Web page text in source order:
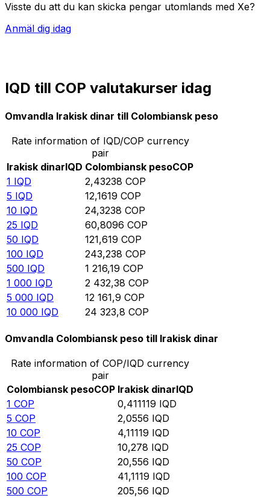
Visste du att du kan skicka pengar utomlands med Xe?
Anmäl dig idag
IQD till COP valutakurser idag
Omvandla Irakisk dinar till Colombiansk peso
Rate information of IQD/COP currency
pair
Irakisk dinarIQD Colombiansk pesoCOP
1 IQD 2,43238 COP
5 IQD 12,1619 COP
10 IQD 24,3238 COP
25 IQD 60,8096 COP
50 IQD 121,619 COP
100 IQD 243,238 COP
500 IQD 1 216,19 COP
1 000 IQD 2 432,38 COP
5 000 IQD 12 161,9 COP
10 000 IQD 24 323,8 COP
Omvandla Colombiansk peso till Irakisk dinar
Rate information of COP/IQD currency
pair
Colombiansk pesoCOP Irakisk dinarIQD
1 COP 0,411119 IQD
5 COP 2,0556 IQD
10 COP 4,11119 IQD
25 COP 10,278 IQD
50 COP 20,556 IQD
100 COP 41,1119 IQD
500 COP 205,56 IQD